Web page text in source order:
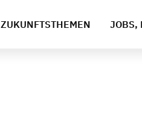
ZUKUNFTSTHEMEN JOBS,